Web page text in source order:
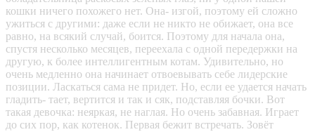
кошки ничего похожего нет. Она- изгой, поэтому ей сложно
ужиться с другими: даже если не никто не обижает, она все
равно, на всякий случай, боится. Поэтому для начала она,
спустя несколько месяцев, переехала с одной передержки на
другую, к более интеллигентным котам. Удивительно, но
очень медленно она начинает отвоевывать себе лидерские
позиции. Ласкаться сама не придет. Но, если ее удается начать
гладить- тает, вертится и так и сяк, подставляя бочки. Вот
такая девочка: неяркая, не наглая. Но очень забавная. Играет
до сих пор, как котенок. Первая бежит встречать. Зовёт